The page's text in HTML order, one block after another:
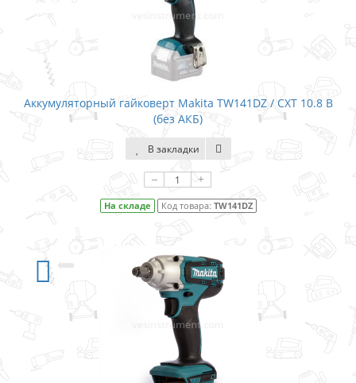
Аккумуляторный гайковерт Makita TW141DZ / CXT 10.8 В
(без АКБ)
В закладки
– +
На складе Код товара: TW141DZ